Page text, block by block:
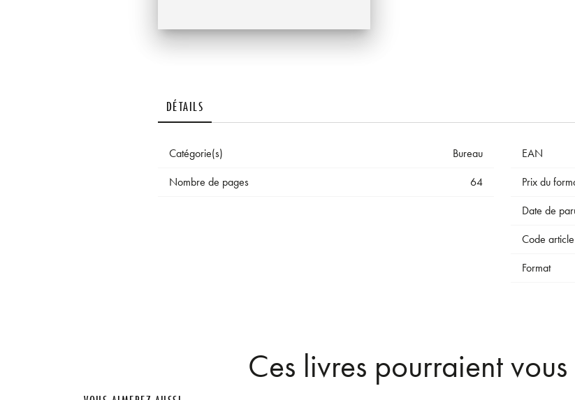
DÉTAILS
Catégorie(s)
Bureau
Nombre de pages
64
EAN
Prix du
Date de
Code article
Format
Ces livres pourraient vous